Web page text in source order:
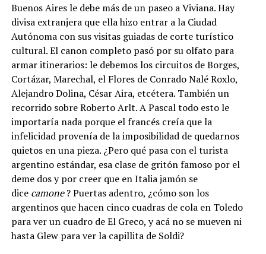
Buenos Aires le debe más de un paseo a Viviana. Hay
divisa extranjera que ella hizo entrar a la Ciudad
Autónoma con sus visitas guiadas de corte turístico
cultural. El canon completo pasó por su olfato para
armar itinerarios: le debemos los circuitos de Borges,
Cortázar, Marechal, el Flores de Conrado Nalé Roxlo,
Alejandro Dolina, César Aira, etcétera. También un
recorrido sobre Roberto Arlt. A Pascal todo esto le
importaría nada porque el francés creía que la
infelicidad provenía de la imposibilidad de quedarnos
quietos en una pieza. ¿Pero qué pasa con el turista
argentino estándar, esa clase de gritón famoso por el
deme dos y por creer que en Italia jamón se
dice camone? Puertas adentro, ¿cómo son los
argentinos que hacen cinco cuadras de cola en Toledo
para ver un cuadro de El Greco, y acá no se mueven ni
hasta Glew para ver la capillita de Soldi?